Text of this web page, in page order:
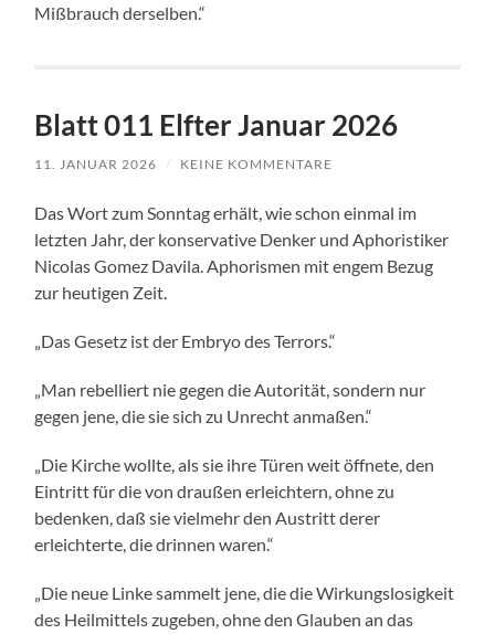
Mißbrauch derselben.“
Blatt 011 Elfter Januar 2026
11. JANUAR 2026 / KEINE KOMMENTARE
Das Wort zum Sonntag erhält, wie schon einmal im
letzten Jahr, der konservative Denker und Aphoristiker
Nicolas Gomez Davila. Aphorismen mit engem Bezug
zur heutigen Zeit.
„Das Gesetz ist der Embryo des Terrors.“
„Man rebelliert nie gegen die Autorität, sondern nur
gegen jene, die sie sich zu Unrecht anmaßen.“
„Die Kirche wollte, als sie ihre Türen weit öffnete, den
Eintritt für die von draußen erleichtern, ohne zu
bedenken, daß sie vielmehr den Austritt derer
erleichterte, die drinnen waren.“
„Die neue Linke sammelt jene, die die Wirkungslosigkeit
des Heilmittels zugeben, ohne den Glauben an das